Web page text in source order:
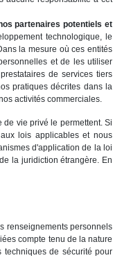
partenaires potentiels et
technologique, le
la mesure où ces entités
et de les utiliser
de services tiers
pratiques décrites dans la
activités commerciales.
vie privé le permettent. Si
lois applicables et nous
d'application de la loi
la juridiction étrangère. En
renseignements personnels
compte tenu de la nature
techniques de sécurité pour